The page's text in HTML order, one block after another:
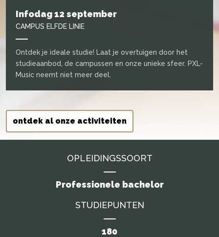
Infodag 12 september
CAMPUS ELFDE LINIE
Ontdek je ideale studie! Laat je overtuigen door het
studieaanbod, de campussen en onze unieke sfeer. PXL-
Music neemt niet meer deel.
ontdek al onze activiteiten
OPLEIDINGSSOORT
Professionele bachelor
STUDIEPUNTEN
180